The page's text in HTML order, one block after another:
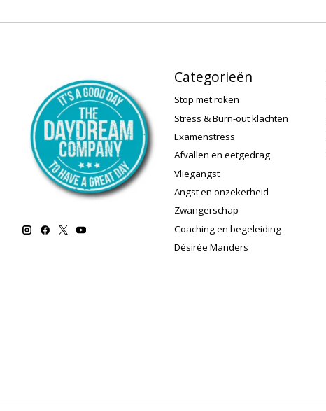
Categorieën
Stop met roken
Stress & Burn-out klachten
Examenstress
Afvallen en eetgedrag
Vliegangst
Angst en onzekerheid
Zwangerschap
Coaching en begeleiding
Désirée Manders